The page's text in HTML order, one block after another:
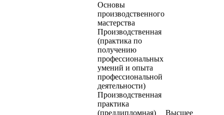
Основы
производственного
мастерства
Производственная
(практика по
получению
профессиональных
умений и опыта
профессиональной
деятельности)
Производственная
практика
(преддипломная)
Высшее